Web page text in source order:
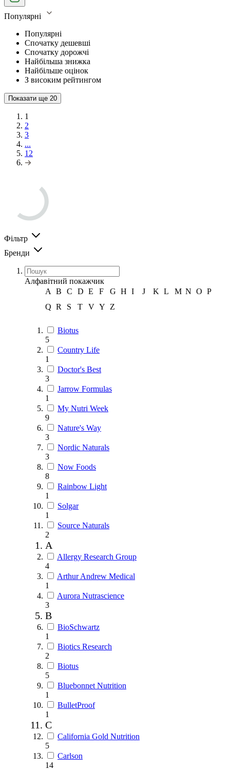
Популярні
Популярні
Спочатку дешевші
Спочатку дорожчі
Найбільша знижка
Найбільше оцінок
З високим рейтингом
Показати ще 20
1
2
3
...
12
Фільтр
Бренди
Алфавітний покажчик
A
B C D E F G H I J K L M N O P
Q R S T V Y Z
Biotus
5
Country Life
1
Doctor's Best
3
Jarrow Formulas
1
My Nutri Week
9
Nature's Way
3
Nordic Naturals
3
Now Foods
8
Rainbow Light
1
Solgar
1
Source Naturals
2
A
Allergy Research Group
4
Arthur Andrew Medical
1
Aurora Nutrascience
3
B
BioSchwartz
1
Biotics Research
2
Biotus
5
Bluebonnet Nutrition
1
BulletProof
1
C
California Gold Nutrition
5
Carlson
14